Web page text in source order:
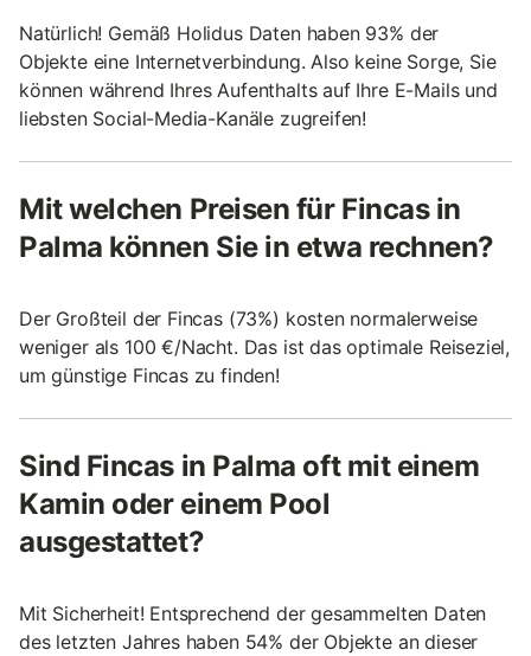
Natürlich! Gemäß Holidus Daten haben 93% der
Objekte eine Internetverbindung. Also keine Sorge, Sie
können während Ihres Aufenthalts auf Ihre E-Mails und
liebsten Social-Media-Kanäle zugreifen!
Mit welchen Preisen für Fincas in
Palma können Sie in etwa rechnen?
Der Großteil der Fincas (73%) kosten normalerweise
weniger als 100 €/Nacht. Das ist das optimale Reiseziel,
um günstige Fincas zu finden!
Sind Fincas in Palma oft mit einem
Kamin oder einem Pool
ausgestattet?
Mit Sicherheit! Entsprechend der gesammelten Daten
des letzten Jahres haben 54% der Objekte an dieser